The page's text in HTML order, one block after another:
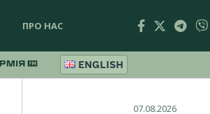
ПРО НАС
ENGLISH
07.08.2026